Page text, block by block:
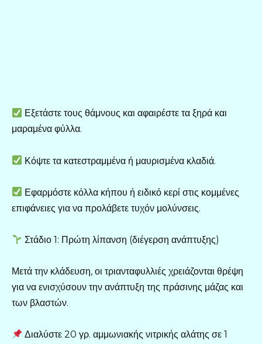
Εξετάστε τους θάμνους και αφαιρέστε τα ξηρά και
μαραμένα φύλλα.
Κόψτε τα κατεστραμμένα ή μαυρισμένα κλαδιά.
Εφαρμόστε κόλλα κήπου ή ειδικό κερί στις κομμένες
επιφάνειες για να προλάβετε τυχόν μολύνσεις.
Στάδιο 1: Πρώτη λίπανση (διέγερση ανάπτυξης)
Μετά την κλάδευση, οι τριανταφυλλιές χρειάζονται θρέψη
για να ενισχύσουν την ανάπτυξη της πράσινης μάζας και
των βλαστών.
Διαλύστε 20 γρ. αμμωνιακής νιτρικής αλάτης σε 1